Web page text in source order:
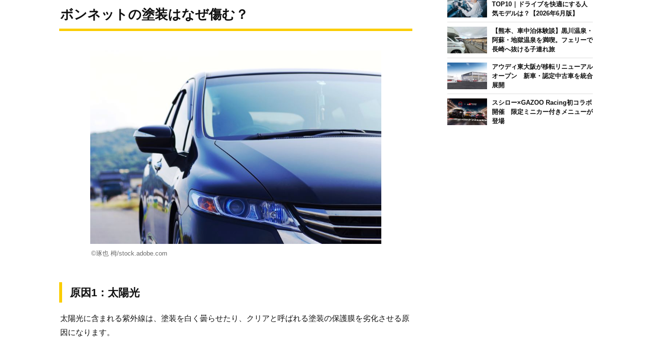
ボンネットの塗装はなぜ傷む？
©琢也 栂/stock.adobe.com
原因1：太陽光
太陽光に含まれる紫外線は、塗装を白く曇らせたり、クリアと呼ばれる塗装の保護膜を劣化させる原
因になります。
TOP10｜ドライブを快適にする人
気モデルは？【2026年6月版】
【熊本、車中泊体験談】黒川温泉・
阿蘇・地獄温泉を満喫。フェリーで
長崎へ抜ける子連れ旅
アウディ東大阪が移転リニューアル
オープン 新車・認定中古車を統合
展開
スシロー×GAZOO Racing初コラボ
開催 限定ミニカー付きメニューが
登場